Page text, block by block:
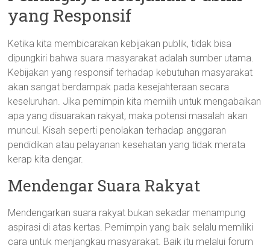
yang Responsif
Ketika kita membicarakan kebijakan publik, tidak bisa
dipungkiri bahwa suara masyarakat adalah sumber utama.
Kebijakan yang responsif terhadap kebutuhan masyarakat
akan sangat berdampak pada kesejahteraan secara
keseluruhan. Jika pemimpin kita memilih untuk mengabaikan
apa yang disuarakan rakyat, maka potensi masalah akan
muncul. Kisah seperti penolakan terhadap anggaran
pendidikan atau pelayanan kesehatan yang tidak merata
kerap kita dengar.
Mendengar Suara Rakyat
Mendengarkan suara rakyat bukan sekadar menampung
aspirasi di atas kertas. Pemimpin yang baik selalu memiliki
cara untuk menjangkau masyarakat. Baik itu melalui forum